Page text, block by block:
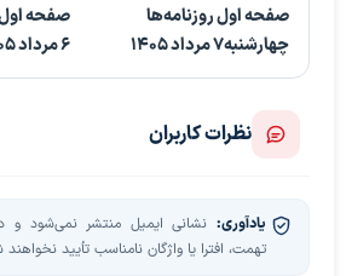
صفحه اول روزنامه‌ها
چهارشنبه7 مرداد 1405
صفحه اول
6 مرداد 1405
نظرات کاربران
یادآوری: نشانی ایمیل منتشر نمی‌شود و
تهمت، افترا یا واژگان نامناسب تأیید